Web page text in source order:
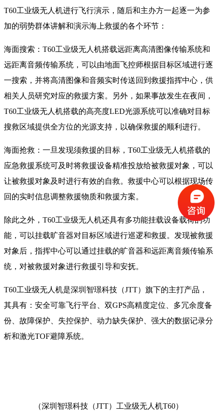
T60工业级无人机进行飞行演示，随后和主办方一起逐一为参
加的弱势群体讲解和演示海上救援的各个环节：
海面搜索：T60工业级无人机搭载远距离高清图像传输系统和
远距离音频传输系统，可以由地面飞控师根据目标区域进行逐
一搜索，并将高清图像和音频实时传送回到救援指挥中心，供
相关人员研究对应的救援方案。另外，如果事故发生在夜间，
T60工业级无人机搭载的高亮度LED光源系统可以准确对目标
搜救区域提供全方位的光源支持，以确保救援的顺利进行。
海面抢救：一旦发现须救援的目标，T60工业级无人机搭载的
应急救援系统可及时将救援设备精准投放给被救援对象，可以
让被救援对象及时进行有效的自救。救援中心可以根据现场传
回的实时信息调整救援物质和救援方案。
除此之外，T60工业级无人机还具有多功能挂载设备载荷的功
能，可以挂载旷音器对目标区域进行巡逻和救援。发现被救援
对象后，指挥中心可以通过挂载的旷音器和远距离音频传输系
统，对被救援对象进行救援引导和安抚。
T60工业级无人机是深圳智璟科技（JTT）旗下的主打产品，
其具有：安全可靠飞行平台、双GPS高精度定位、多冗余度备
份、故障保护、失控保护、动力缺失保护、强大的数据记录分
析和激光TOF避障系统。
（深圳智璟科技（JTT）工业级无人机T60）